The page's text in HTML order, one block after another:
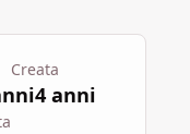
Creata
4 anni